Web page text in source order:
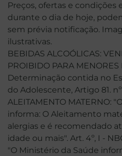
Preços, ofertas e condições
durante o dia de hoje,
sem prévia notificação.
ilustrativas.
BEBIDAS ALCOÓLICAS:
PROIBIDO PARA MENORES
Determinação contida no
do Adolescente, Artigo 81.
ALEITAMENTO MATERNO:
informa: O Aleitamento
alergias e é recomendado
idade ou mais". Art. 4º, I -
"O Ministério da Saúde